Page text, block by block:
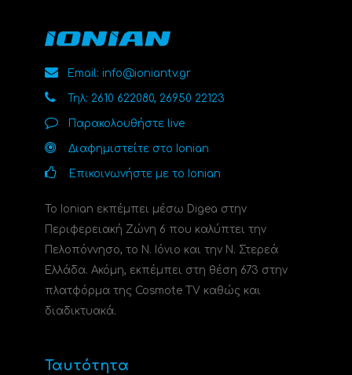
Email: info@ioniantv.gr
Τηλ: 2610 622080, 26950 22123
Παρακολουθήστε live
Διαφημιστείτε στο Ionian
Επικοινωνήστε με το Ionian
Το Ionian εκπέμπει μέσω Digea στην
Περιφερειακή Ζώνη 6 που καλύπτει την
Πελοπόννησο, το N. Ιόνιο και την Ν. Στερεά
Ελλάδα. Ακόμη, εκπέμπει στη θέση 673 στην
πλατφόρμα της Cosmote TV καθώς και
διαδικτυακά.
Ταυτότητα